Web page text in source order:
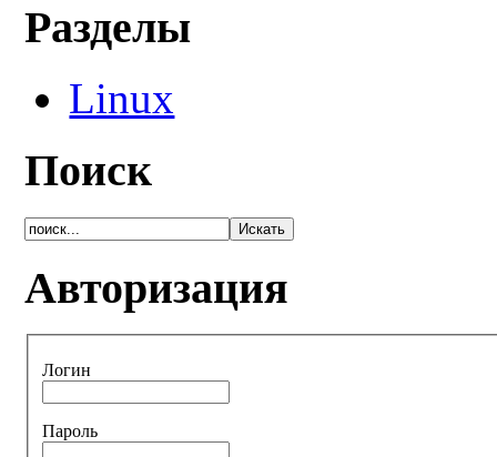
Разделы
Linux
Поиск
Авторизация
Логин
Пароль